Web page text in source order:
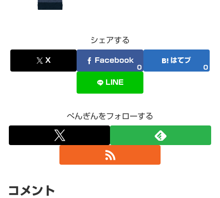
シェアする
X Facebook
0
はてブ
0
LINE
ぺんぎんをフォローする
コメント